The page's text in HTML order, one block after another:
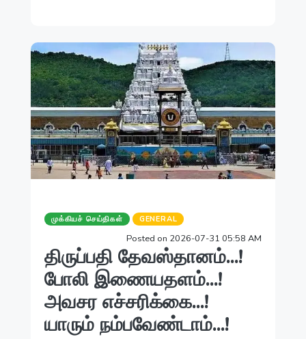
முக்கியச் செய்திகள் GENERAL
Posted on 2026-07-31 05:58 AM
திருப்பதி தேவஸ்தானம்...!
போலி இணையதளம்...!
அவசர எச்சரிக்கை...!
யாரும் நம்பவேண்டாம்...!